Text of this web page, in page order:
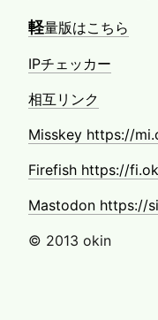
軽量版はこちら
IPチェッカー
相互リンク
Misskey https://
Firefish https://
Mastodon https://
© 2013 okin